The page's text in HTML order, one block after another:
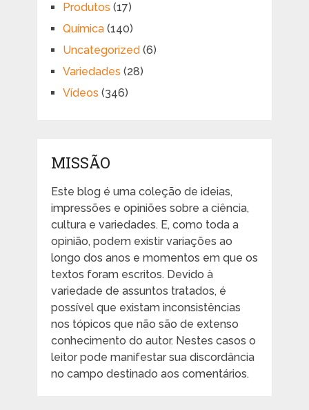
Produtos (17)
Química(140)
Uncategorized (6)
Variedades (28)
Vídeos (346)
MISSÃO
Este blog é uma coleção de ideias,
impressões e opiniões sobre a ciência,
cultura e variedades. E, como toda a
opinião, podem existir variações ao
longo dos anos e momentos em que os
textos foram escritos. Devido à
variedade de assuntos tratados, é
possível que existam inconsistências
nos tópicos que não são de extenso
conhecimento do autor. Nestes casos o
leitor pode manifestar sua discordância
no campo destinado aos comentários.